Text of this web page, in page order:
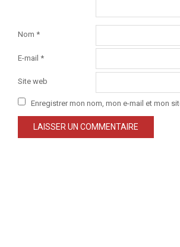
Nom *
E-mail *
Site web
Enregistrer mon nom, mon e-mail et mon